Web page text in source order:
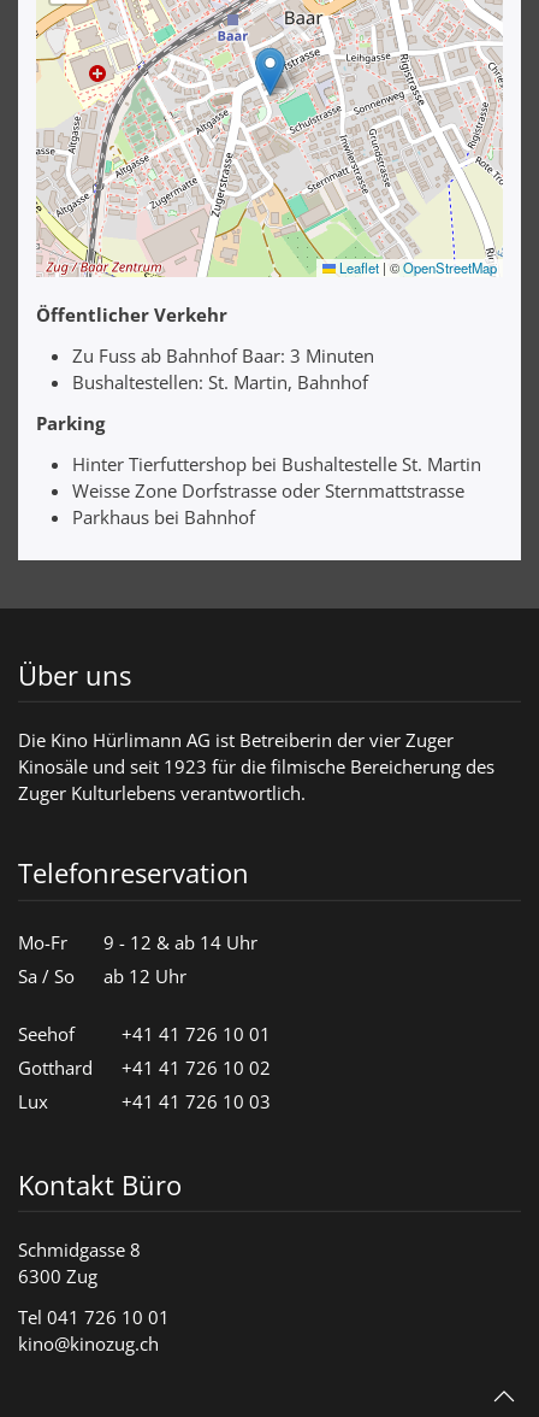
Leaflet | ©OpenStreetMap
Öffentlicher Verkehr
Zu Fuss ab Bahnhof Baar: 3 Minuten
Bushaltestellen: St. Martin, Bahnhof
Parking
Hinter Tierfuttershop bei Bushaltestelle St. Martin
Weisse Zone Dorfstrasse oder Sternmattstrasse
Parkhaus bei Bahnhof
Über uns
Die Kino Hürlimann AG ist Betreiberin der vier Zuger
Kinosäle und seit 1923 für die filmische Bereicherung des
Zuger Kulturlebens verantwortlich.
Telefonreservation
Mo-Fr
9 - 12 & ab 14 Uhr
Sa / So
ab 12 Uhr
Seehof
+41 41 726 10 01
Gotthard
+41 41 726 10 02
Lux
+41 41 726 10 03
Kontakt Büro
Schmidgasse 8
6300 Zug
Tel 041 726 10 01
kino@kinozug.ch